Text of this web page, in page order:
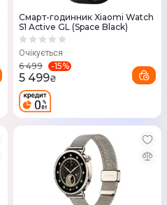
Смарт-годинник Xiaomi Watch
S1 Active GL (Space Black)
Очікується
6 499 -15%
5 499₴